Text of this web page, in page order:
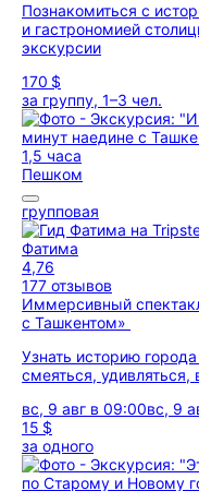
Познакомиться с
и гастрономией
экскурсии
170 $
за группу, 1–3 чел.
1,5 часа
Пешком
групповая
Фатима
4,76
177 отзывов
Иммерсивный
с Ташкентом»
Узнать историю
смеяться, удивляться,
вс, 9 авг в 09:00вс, 9
15 $
за одного